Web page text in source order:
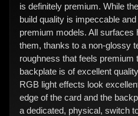
is definitely premium. While
build quality is impeccable
premium models. All surfaces
them, thanks to a non-glossy
roughness that feels premium
backplate is of excellent
RGB light effects look
edge of the card and the
a dedicated, physical, switch